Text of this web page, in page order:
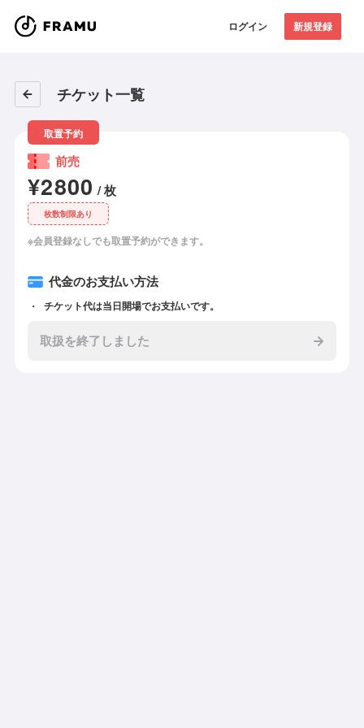
ログイン 新規登録
チケット一覧
取置予約
前売
¥2800 / 枚
枚数制限あり
※会員登録なしでも取置予約ができます。
代金のお支払い方法
チケット代は当日開場でお支払いです。
取扱を終了しました